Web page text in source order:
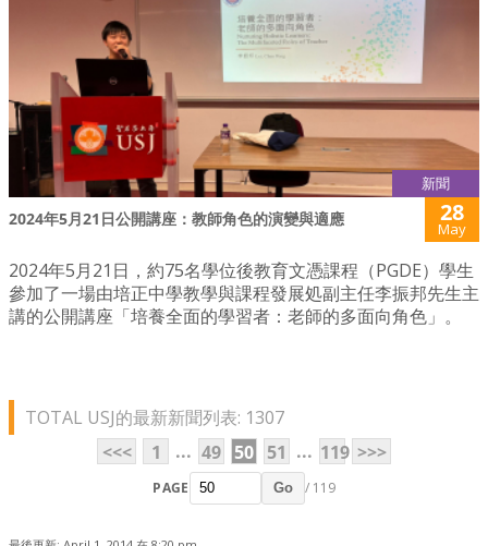
新聞
2024年5月21日公開講座：教師角色的演變與適應 28
May
2024年5月21日，約75名學位後教育文憑課程（PGDE）學生
參加了一場由培正中學教學與課程發展処副主任李振邦先生主
講的公開講座「培養全面的學習者：老師的多面向角色」。
TOTAL USJ的最新新聞列表: 1307
<<<
1 ... 49 50 51 ... 119 >>>
PAGE Go / 119